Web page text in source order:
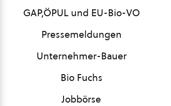
GAP,ÖPUL und EU-Bio-VO
Pressemeldungen
Unternehmer-Bauer
Bio Fuchs
Jobbörse